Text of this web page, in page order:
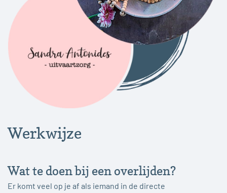
Werkwijze
Wat te doen bij een overlijden?
Er komt veel op je af als iemand in de directe